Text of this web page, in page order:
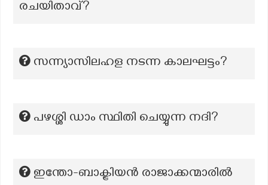
രചയിതാവ്?
സന്ന്യാസിലഹള നടന്ന കാലഘട്ടം?
പഴശ്ശി ഡാം സ്ഥിതി ചെയ്യുന്ന നദി?
ഇന്തോ-ബാക്ട്രിയൻ രാജാക്കന്മാരിൽ